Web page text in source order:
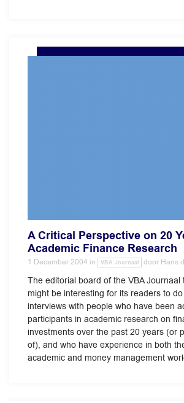
A Critical Perspective on 20
Academic Finance Research
1 December 2004 in VBA Journaal door Hans
The editorial board of the VBA Journaal
might be interesting for its readers to
interviews with people who have been
participants in academic research on
investments over the past 20 years (or
of), and who have experience in both
academic and money management